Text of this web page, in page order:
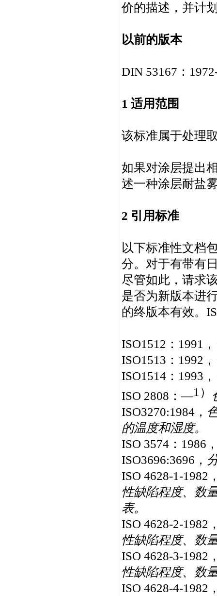
价的描述，并计
以前的版本
DIN 53167 ：
1 适用范围
该标准属于处理
如果对涂层提出
述一种涂层耐盐
2 引用标准
以下标准性文档
分。对于有带有
尽管如此，请求
是否为新版本进
的终版本有效。
ISO1512 ： 1991 ，
ISO1513 ： 1992 ，
ISO1514 ： 1993 ，
ISO 2808 ：—1 ）
ISO3270:1984 ，
的温度和湿度。
ISO 3574 ： 1986
ISO3696:3696 ，
ISO 4628-1-1982
性缺陷程度、数
表。
ISO 4628-2-1982
性缺陷程度、数
ISO 4628-3-1982
性缺陷程度、数
ISO 4628-4-1982